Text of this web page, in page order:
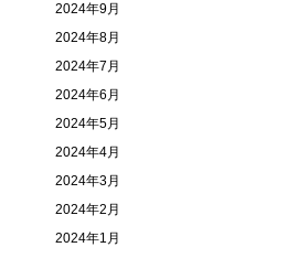
2024年9月
2024年8月
2024年7月
2024年6月
2024年5月
2024年4月
2024年3月
2024年2月
2024年1月